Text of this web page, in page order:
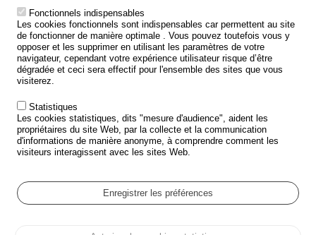
ÉTAT DE L’INSÉCURITÉ ROUTIÈRE
TRAITEMENT DES DONNÉES PERSONNELLES DES ACCIDENTS DE
LA ROUTE
ETUDES ET RECHERCHES
APPEL À PROJETS
POLITIQUE DE SÉCURITÉ ROUTIÈRE
Outils
AGENDA
GLOSSAIRE
Cookie settings
Fonctionnels indispensables
Les cookies fonctionnels sont indispensables car permettent au site
de fonctionner de manière optimale . Vous pouvez toutefois vous y
opposer et les supprimer en utilisant les paramètres de votre
navigateur, cependant votre expérience utilisateur risque d’être
dégradée et ceci sera effectif pour l'ensemble des sites que vous
visiterez.
Statistiques
Les cookies statistiques, dits "mesure d'audience", aident les
propriétaires du site Web, par la collecte et la communication
d'informations de manière anonyme, à comprendre comment les
visiteurs interagissent avec les sites Web.
Enregistrer les préférences